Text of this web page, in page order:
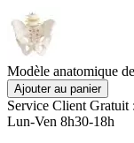
Modèle anatomique
Ajouter au panier
Service Client Gratuit
Lun-Ven 8h30-18h